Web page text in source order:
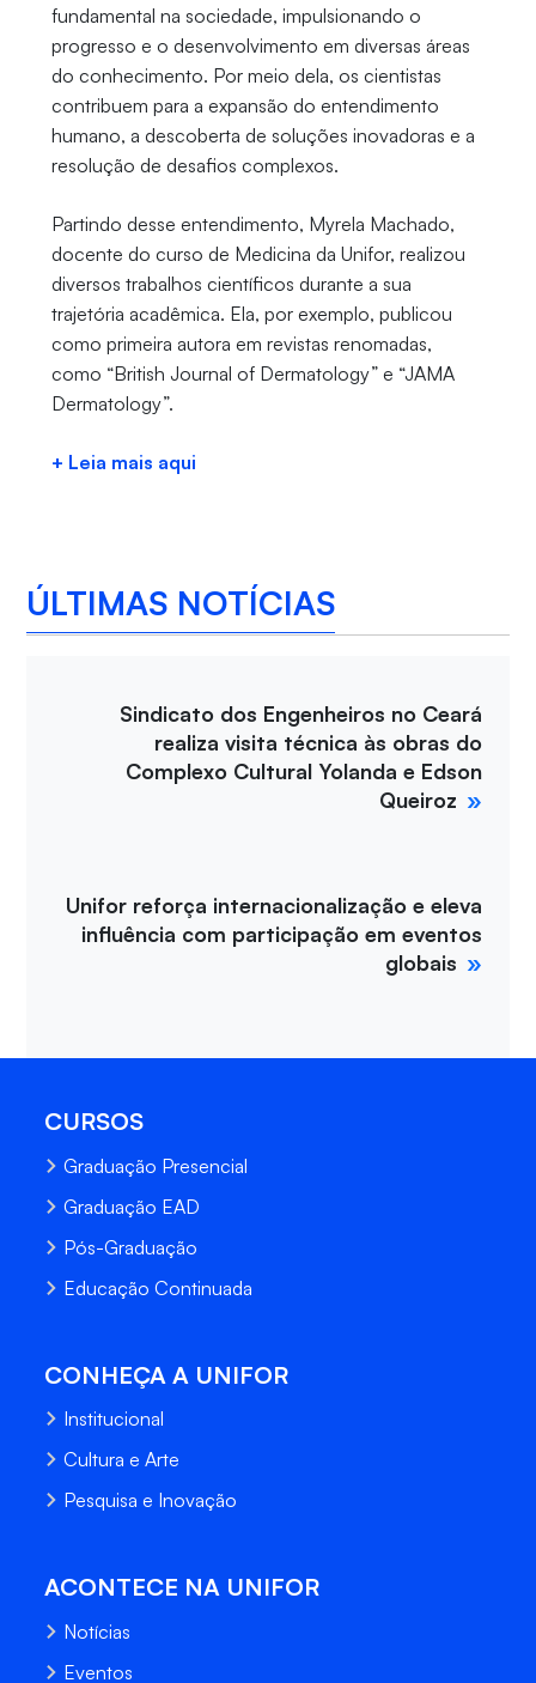
fundamental na sociedade, impulsionando o
progresso e o desenvolvimento em diversas áreas
do conhecimento. Por meio dela, os cientistas
contribuem para a expansão do entendimento
humano, a descoberta de soluções inovadoras e a
resolução de desafios complexos.
Partindo desse entendimento, Myrela Machado,
docente do curso de Medicina da Unifor, realizou
diversos trabalhos científicos durante a sua
trajetória acadêmica. Ela, por exemplo, publicou
como primeira autora em revistas renomadas,
como “British Journal of Dermatology” e “JAMA
Dermatology”.
+ Leia mais aqui
ÚLTIMAS NOTÍCIAS
Sindicato dos Engenheiros no Ceará
realiza visita técnica às obras do
Complexo Cultural Yolanda e Edson
Queiroz
Unifor reforça internacionalização e eleva
influência com participação em eventos
globais
CURSOS
Graduação Presencial
Graduação EAD
Pós-Graduação
Educação Continuada
CONHEÇA A UNIFOR
Institucional
Cultura e Arte
Pesquisa e Inovação
ACONTECE NA UNIFOR
Notícias
Eventos